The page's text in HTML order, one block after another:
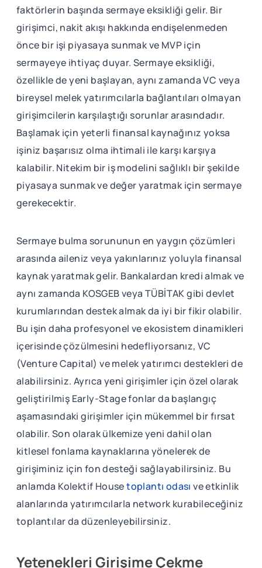
faktörlerin başında sermaye eksikliği gelir. Bir
girişimci, nakit akışı hakkında endişelenmeden
önce bir işi piyasaya sunmak ve MVP için
sermayeye ihtiyaç duyar. Sermaye eksikliği,
özellikle de yeni başlayan, aynı zamanda VC veya
bireysel melek yatırımcılarla bağlantıları olmayan
girişimcilerin karşılaştığı sorunlar arasındadır.
Başlamak için yeterli finansal kaynağınız yoksa
işiniz başarısız olma ihtimali ile karşı karşıya
kalabilir. Nitekim bir iş modelini sağlıklı bir şekilde
piyasaya sunmak ve değer yaratmak için sermaye
gerekecektir.
Sermaye bulma sorununun en yaygın çözümleri
arasında aileniz veya yakınlarınız yoluyla finansal
kaynak yaratmak gelir. Bankalardan kredi almak ve
aynı zamanda KOSGEB veya TÜBİTAK gibi devlet
kurumlarından destek almak da iyi bir fikir olabilir.
Bu işin daha profesyonel ve ekosistem dinamikleri
içerisinde çözülmesini hedefliyorsanız, VC
(Venture Capital) ve melek yatırımcı destekleri de
alabilirsiniz. Ayrıca yeni girişimler için özel olarak
geliştirilmiş Early-Stage fonlar da başlangıç
aşamasındaki girişimler için mükemmel bir fırsat
olabilir. Son olarak ülkemize yeni dahil olan
kitlesel fonlama kaynaklarına yönelerek de
girişiminiz için fon desteği sağlayabilirsiniz. Bu
anlamda Kolektif Housetoplantı odası ve etkinlik
alanlarında yatırımcılarla network kurabileceğiniz
toplantılar da düzenleyebilirsiniz.
Yetenekleri Girişime Çekme